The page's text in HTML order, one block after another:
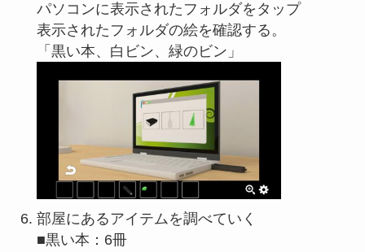
パソコンに表示されたフォルダをタップ
表示されたフォルダの絵を確認する。
「黒い本、白ビン、緑のビン」
部屋にあるアイテムを調べていく
■黒い本：6冊